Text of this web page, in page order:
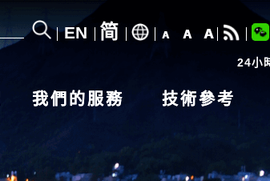
EN 简 A A A
24小
我們的服務 技術參考